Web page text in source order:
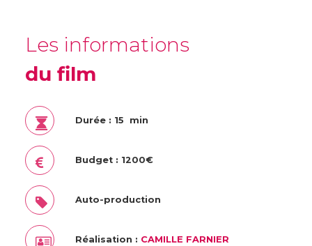
Les informations
du film
Durée : 15 min
Budget : 1200€
Auto-production
Réalisation : CAMILLE FARNIER